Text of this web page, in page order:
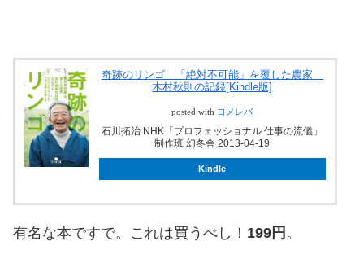
奇跡のリンゴ 「絶対不可能」を覆した農家
木村秋則の記録[Kindle版]
posted with ヨメレバ
石川拓治 NHK「プロフェッショナル 仕事の流儀」
制作班 幻冬舎 2013-04-19
Kindle
有名な本ですで。これは買うべし！ 199円 。